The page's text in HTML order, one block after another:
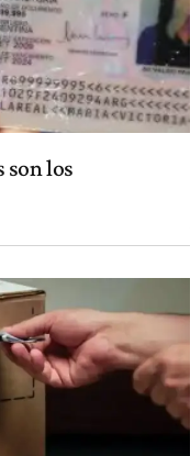
son los